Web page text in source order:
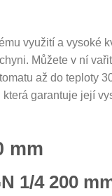
využití a vysoké
Můžete v ní
až do teploty
garantuje její
mm
1/4 200